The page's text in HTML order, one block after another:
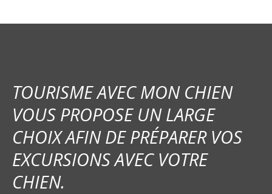
TOURISME AVEC MON CHIEN
VOUS PROPOSE UN LARGE
CHOIX AFIN DE PRÉPARER VOS
EXCURSIONS AVEC VOTRE
CHIEN.